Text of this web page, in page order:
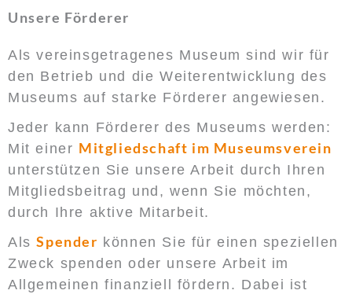
Unsere Förderer
Als vereinsgetragenes Museum sind wir für
den Betrieb und die Weiterentwicklung des
Museums auf starke Förderer angewiesen.
Jeder kann Förderer des Museums werden:
Mit einer Mitgliedschaft im Museumsverein
unterstützen Sie unsere Arbeit durch Ihren
Mitgliedsbeitrag und, wenn Sie möchten,
durch Ihre aktive Mitarbeit.
AlsSpender können Sie für einen speziellen
Zweck spenden oder unsere Arbeit im
Allgemeinen finanziell fördern. Dabei ist